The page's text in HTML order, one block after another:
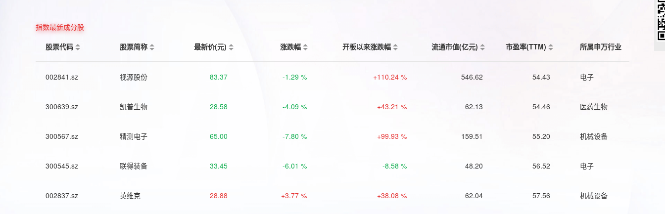
指数最新成分股
股票代码
股票简称 最新价(元) 涨跌幅 开板以来涨跌幅 流通市值(亿元) 市盈率(TTM) 所属申万行业
002841.sz 视源股份 83.37 -1.29 % +110.24 % 546.62 54.43 电子
300639.sz 凯普生物 28.58 -4.09 % +43.21 % 62.13 54.46 医药生物
300567.sz 精测电子 65.00 -7.80 % +99.93 % 159.51 55.20 机械设备
300545.sz 联得装备 33.45 -6.01 % -8.58 % 48.20 56.52 电子
002837.sz 英维克 28.88 +3.77 % +38.08 % 62.04 57.56 机械设备